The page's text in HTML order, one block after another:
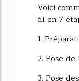
Voici
fil en 7
1.
2. Pose
3. Pose